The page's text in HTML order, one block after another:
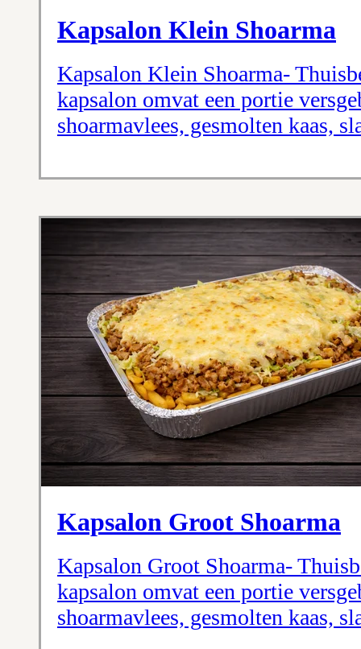
Kapsalon Klein Shoarma
Kapsalon Klein Shoarma-
kapsalon omvat een portie
shoarmavlees, gesmolten kaas,
Kapsalon Groot Shoarma
Kapsalon Groot Shoarma-
kapsalon omvat een portie
shoarmavlees, gesmolten kaas,